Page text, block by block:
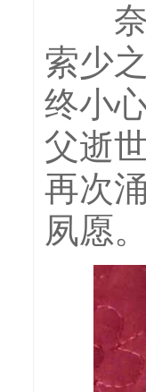
奈何
索少
终小
父逝
再次
夙愿。